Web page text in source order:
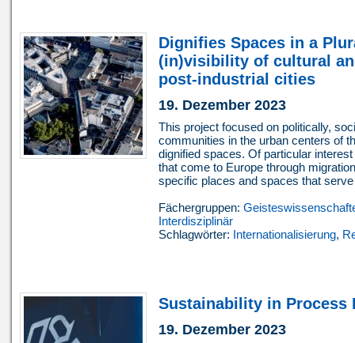
Dignifies Spaces in a
(in)visibility of cultural
post-industrial cities
19. Dezember 2023
This project focused on politically,
communities in the urban centers of
dignified spaces. Of particular
that come to Europe through
specific places and spaces that
Fächergruppen:
Interdisziplinär
Schlagwörter: Internationalisierung,
Sustainability in Process
19. Dezember 2023